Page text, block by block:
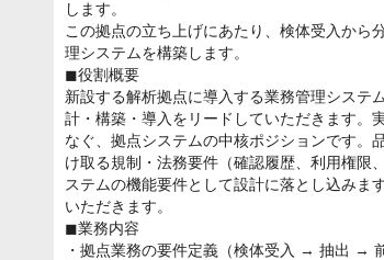
します。
この拠点の立ち上げにあたり、検体受入から
理システムを構築します。
◼︎役割概要
新設する解析拠点に導入する業務管理システ
計・構築・導入をリードしていただきます。
なぐ、拠点システムの中核ポジションです。
け取る規制・法務要件（確認履歴、利用権限
ステムの機能要件として設計に落とし込みま
いただきます。
◼︎業務内容
・拠点業務の要件定義（検体受入 → 抽出